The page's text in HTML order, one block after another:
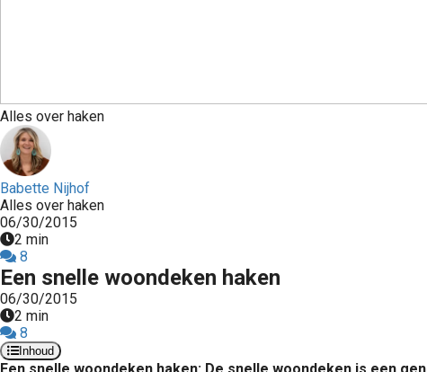
Alles over haken
Babette Nijhof
Alles over haken
06/30/2015
2 min
8
Een snelle woondeken haken
06/30/2015
2 min
8
Inhoud